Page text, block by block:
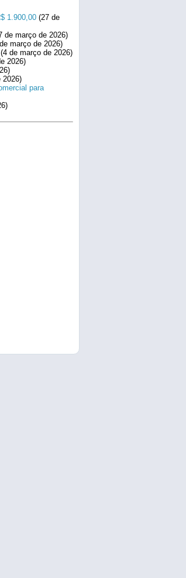
1.900,00 (27 de
de março de 2026)
março de 2026)
(4 de março de 2026)
2026)
2026)
para